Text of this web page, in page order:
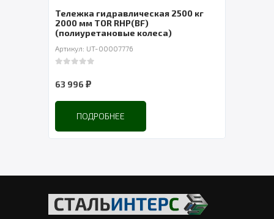
Тележка гидравлическая 2500 кг
2000 мм TOR RHP(BF)
(полиуретановые колеса)
Артикул: UT-00007776
63 996 ₽
ПОДРОБНЕЕ